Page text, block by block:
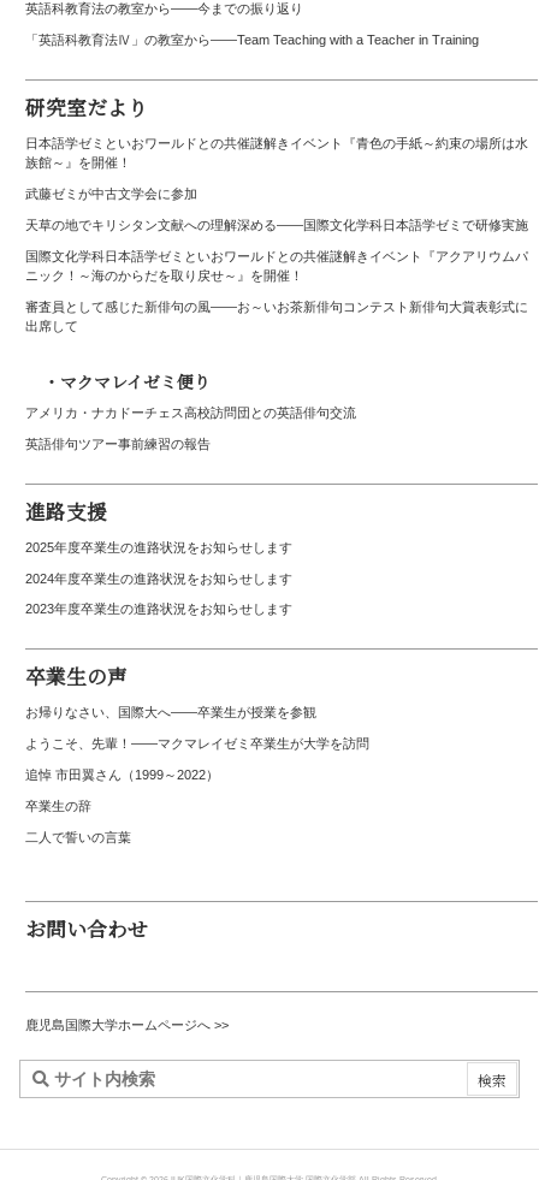
英語科教育法の教室から——今までの振り返り
「英語科教育法Ⅳ」の教室から――Team Teaching with a Teacher in Training
研究室だより
日本語学ゼミといおワールドとの共催謎解きイベント『青色の手紙～約束の場所は水
族館～』を開催！
武藤ゼミが中古文学会に参加
天草の地でキリシタン文献への理解深める――国際文化学科日本語学ゼミで研修実施
国際文化学科日本語学ゼミといおワールドとの共催謎解きイベント『アクアリウムパ
ニック！～海のからだを取り戻せ～』を開催！
審査員として感じた新俳句の風――お～いお茶新俳句コンテスト新俳句大賞表彰式に
出席して
・マクマレイゼミ便り
アメリカ・ナカドーチェス高校訪問団との英語俳句交流
英語俳句ツアー事前練習の報告
進路支援
2025年度卒業生の進路状況をお知らせします
2024年度卒業生の進路状況をお知らせします
2023年度卒業生の進路状況をお知らせします
卒業生の声
お帰りなさい、国際大へ――卒業生が授業を参観
ようこそ、先輩！――マクマレイゼミ卒業生が大学を訪問
追悼 市田翼さん（1999～2022）
卒業生の辞
二人で誓いの言葉
お問い合わせ
鹿児島国際大学ホームページへ >>